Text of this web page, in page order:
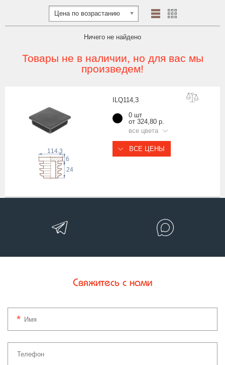
Цена по возрастанию
Ничего не найдено
Товары не в наличии, но для вас мы
произведем!
ILQ114,3
6
24
114.3
0 шт
от 324,80 р.
все цвета
ВСЕ ЦЕНЫ
Свяжитесь с нами